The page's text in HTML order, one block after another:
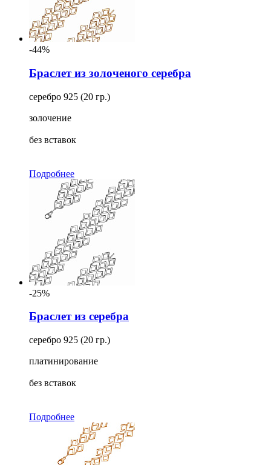
-44%
Браслет из золоченого серебра
серебро 925 (20 гр.)
золочение
без вставок
Подробнее
-25%
Браслет из серебра
серебро 925 (20 гр.)
платинирование
без вставок
Подробнее